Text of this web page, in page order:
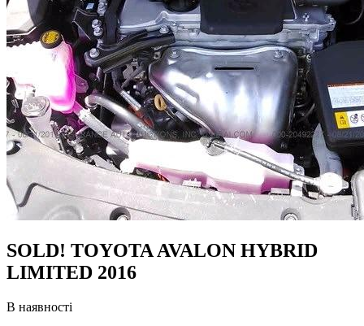
SOLD! TOYOTA AVALON HYBRID
LIMITED 2016
В наявності